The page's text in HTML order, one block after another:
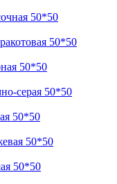
50*50
50*50
50*50
серая 50*50
50*50
50*50
50*50